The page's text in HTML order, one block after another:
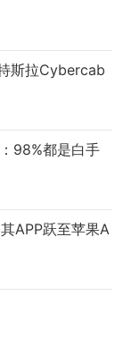
斯拉Cybercab
98%都是白手
APP跃至苹果A